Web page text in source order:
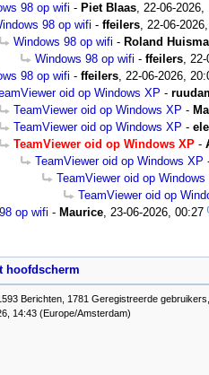
98 op wifi - Piet Blaas, 22-06-2026,
98 op wifi - ffeilers, 22-06-
Windows 98 op wifi - Roland
Windows 98 op wifi - ffeilers, 22-
98 op wifi - ffeilers, 22-06-2026,
oid op Windows XP -
TeamViewer oid op Windows XP -
TeamViewer oid op Windows XP -
TeamViewer oid op Windows XP -
TeamViewer oid op Windows XP
TeamViewer oid op Windows
TeamViewer oid op
op wifi - Maurice, 23-06-2026, 00:27
hoofdscherm
Berichten, 1781 Geregistreerde
14:43 (Europe/Amsterdam)